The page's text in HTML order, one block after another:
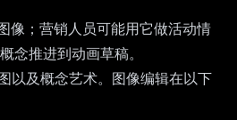
像；营销人员可能用它做活动情
念推进到动画草稿。
以及概念艺术。图像编辑在以下